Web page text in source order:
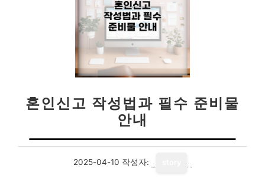
혼인신고 작성법과 필수 준비물
안내
2025-04-10 작성자: